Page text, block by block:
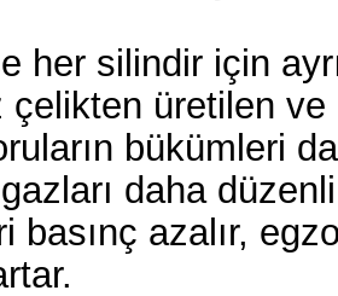
her silindir için
çelikten üretilen
bükümleri
daha
basınç azalır,